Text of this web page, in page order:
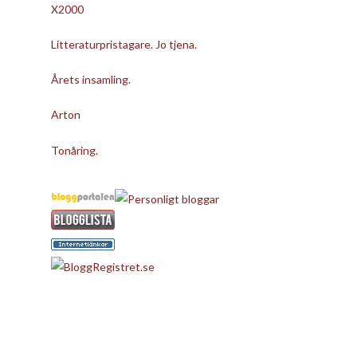
X2000
Litteraturpristagare. Jo tjena.
Årets insamling.
Arton
Tonåring.